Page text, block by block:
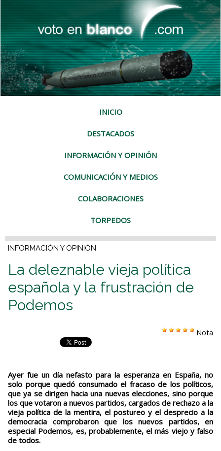
INICIO
DESTACADOS
INFORMACIÓN Y OPINIÓN
COMUNICACIÓN Y MEDIOS
COLABORACIONES
TORPEDOS
INFORMACIÓN Y OPINIÓN
La deleznable vieja política
española y la frustración de
Podemos
Nota
Ayer fue un día nefasto para la esperanza en España, no
solo porque quedó consumado el fracaso de los políticos,
que ya se dirigen hacia una nuevas elecciones, sino porque
los que votaron a nuevos partidos, cargados de rechazo a la
vieja política de la mentira, el postureo y el desprecio a la
democracia comprobaron que los nuevos partidos, en
especial Podemos, es, probablemente, el más viejo y falso
de todos.